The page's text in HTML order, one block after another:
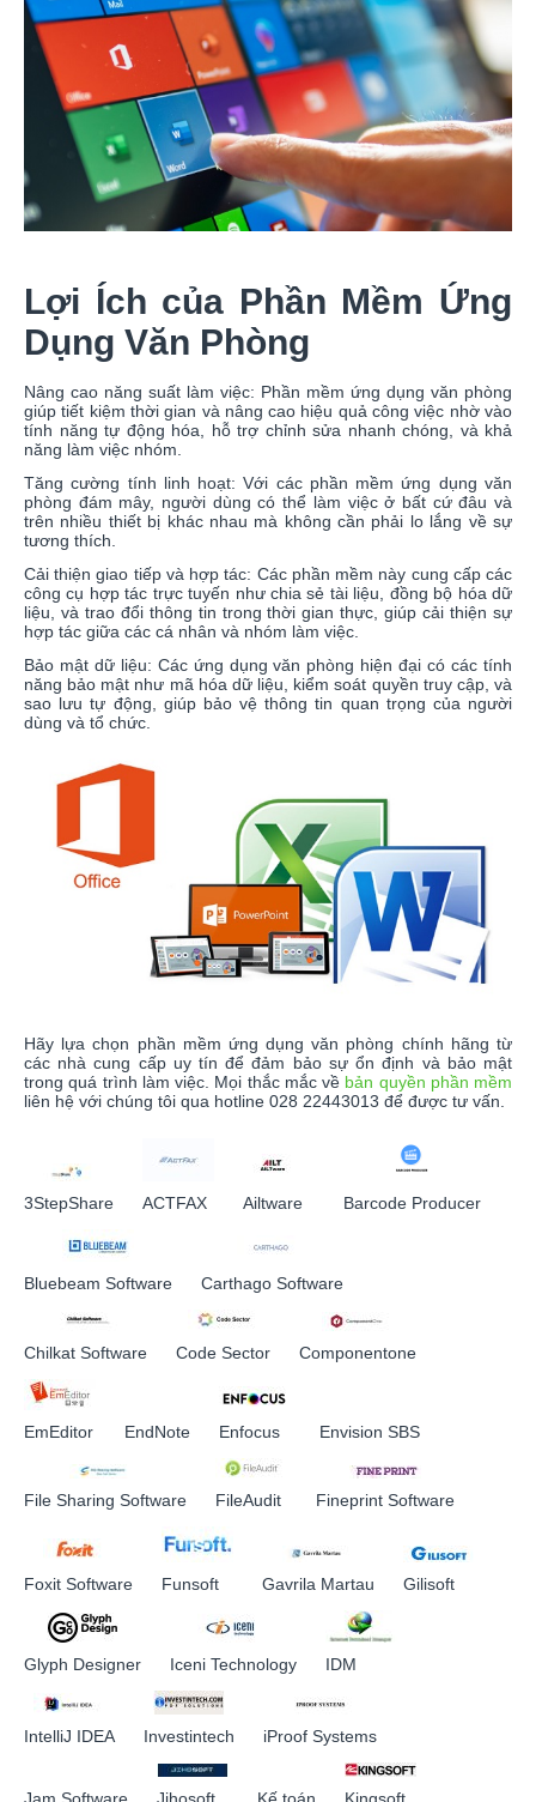
Lợi Ích của Phần Mềm Ứng
Dụng Văn Phòng
Nâng cao năng suất làm việc: Phần mềm ứng dụng văn phòng
giúp tiết kiệm thời gian và nâng cao hiệu quả công việc nhờ vào
tính năng tự động hóa, hỗ trợ chỉnh sửa nhanh chóng, và khả
năng làm việc nhóm.
Tăng cường tính linh hoạt: Với các phần mềm ứng dụng văn
phòng đám mây, người dùng có thể làm việc ở bất cứ đâu và
trên nhiều thiết bị khác nhau mà không cần phải lo lắng về sự
tương thích.
Cải thiện giao tiếp và hợp tác: Các phần mềm này cung cấp các
công cụ hợp tác trực tuyến như chia sẻ tài liệu, đồng bộ hóa dữ
liệu, và trao đổi thông tin trong thời gian thực, giúp cải thiện sự
hợp tác giữa các cá nhân và nhóm làm việc.
Bảo mật dữ liệu: Các ứng dụng văn phòng hiện đại có các tính
năng bảo mật như mã hóa dữ liệu, kiểm soát quyền truy cập, và
sao lưu tự động, giúp bảo vệ thông tin quan trọng của người
dùng và tổ chức.
Hãy lựa chọn phần mềm ứng dụng văn phòng chính hãng từ
các nhà cung cấp uy tín để đảm bảo sự ổn định và bảo mật
trong quá trình làm việc. Mọi thắc mắc về bản quyền phần mềm
liên hệ với chúng tôi qua hotline 028 22443013 để được tư vấn.
3StepShare ACTFAX Ailtware Barcode Producer
Bluebeam Software Carthago Software
Chilkat Software Code Sector Componentone
EmEditor EndNote Enfocus Envision SBS
File Sharing Software FileAudit Fineprint Software
Foxit Software Funsoft Gavrila Martau Gilisoft
Glyph Designer Iceni Technology IDM
IntelliJ IDEA Investintech iProof Systems